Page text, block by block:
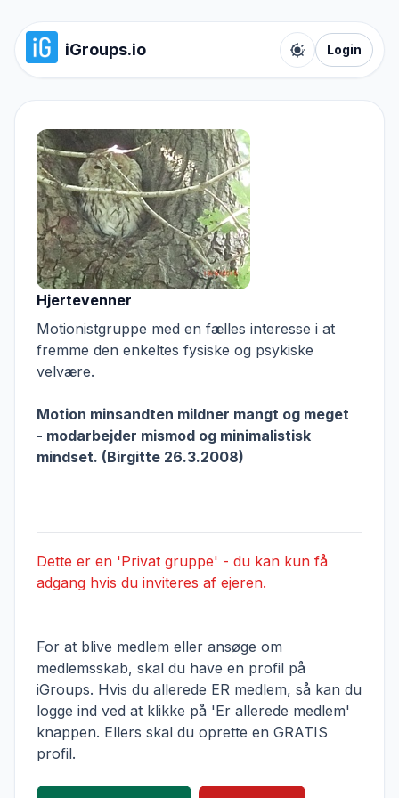
iGroups.io
Toggle color
Login
Hjertevenner
Motionistgruppe med en fælles interesse i at
fremme den enkeltes fysiske og psykiske
velvære.
Motion minsandten mildner mangt og meget
-­ modarbejder mismod og minimalistisk
mindset.­ (Birgitte 26.­3.­2008)
Dette er en 'Privat gruppe' - du kan kun få
adgang hvis du inviteres af ejeren.
For at blive medlem eller ansøge om
medlemsskab, skal du have en profil på
iGroups. Hvis du allerede ER medlem, så kan du
logge ind ved at klikke på 'Er allerede medlem'
knappen. Ellers skal du oprette en GRATIS
profil.